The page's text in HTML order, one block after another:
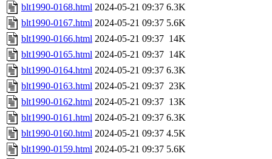
blt1990-0168.html 2024-05-21 09:37 6.3K
blt1990-0167.html 2024-05-21 09:37 5.6K
blt1990-0166.html 2024-05-21 09:37 14K
blt1990-0165.html 2024-05-21 09:37 14K
blt1990-0164.html 2024-05-21 09:37 6.3K
blt1990-0163.html 2024-05-21 09:37 23K
blt1990-0162.html 2024-05-21 09:37 13K
blt1990-0161.html 2024-05-21 09:37 6.3K
blt1990-0160.html 2024-05-21 09:37 4.5K
blt1990-0159.html 2024-05-21 09:37 5.6K